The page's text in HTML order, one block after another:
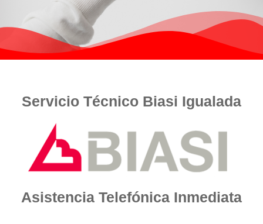
Servicio Técnico Biasi Igualada
Asistencia Telefónica Inmediata